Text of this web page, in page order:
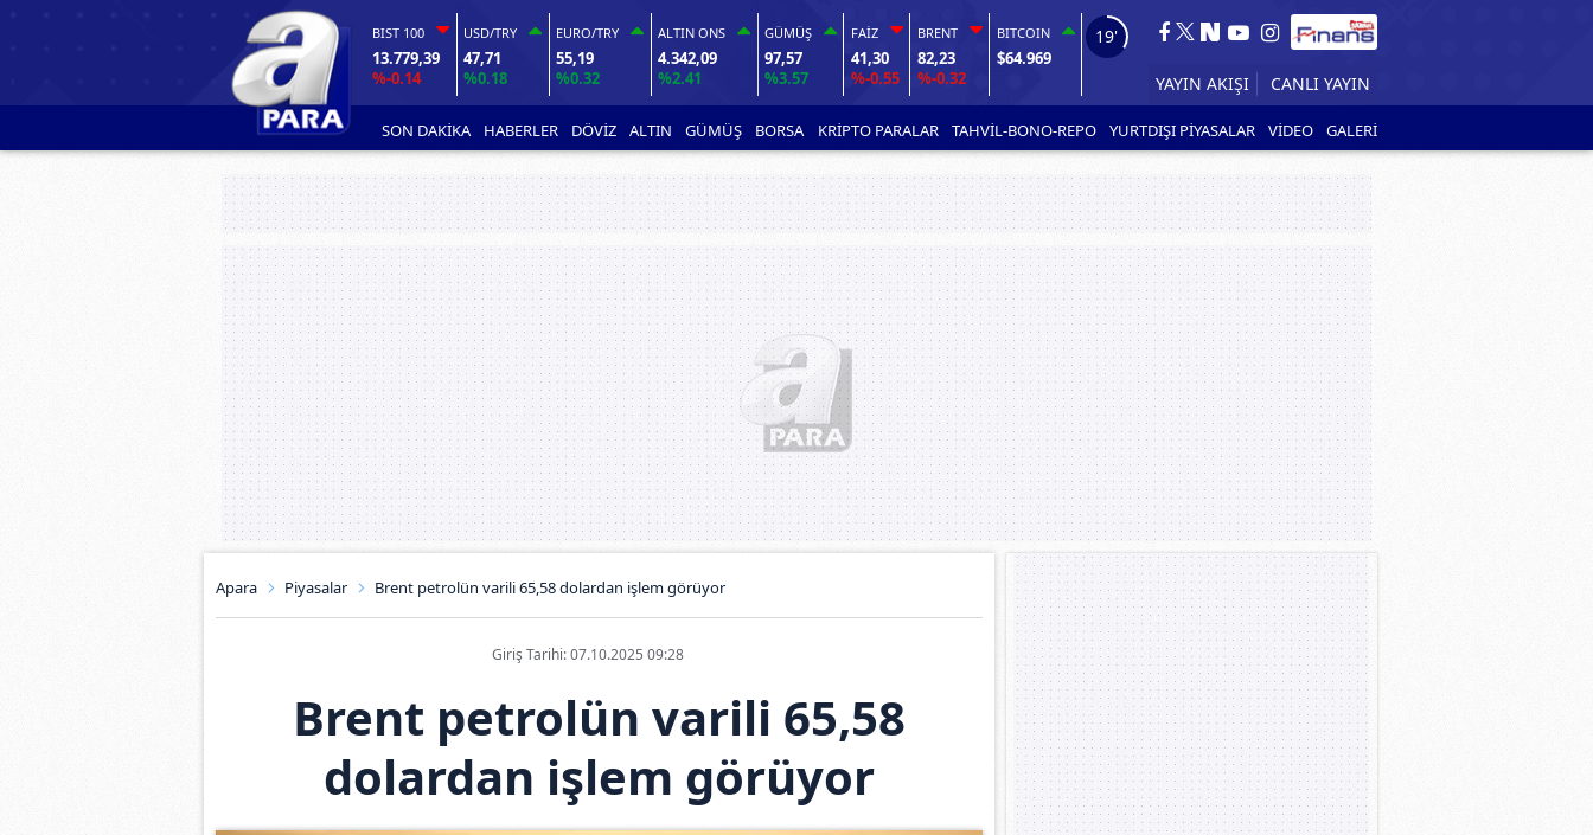
BIST 100
13.779,39
%-0.14
USD/TRY
47,71
%0.18
EURO/TRY
55,19
%0.32
ALTIN ONS
4.342,09
%2.41
GÜMÜŞ
97,57
%3.57
FAİZ
41,30
%-0.55
BRENT
82,23
%-0.32
BITCOIN
$64.969
18'
YAYIN AKIŞI CANLI YAYIN
SON DAKİKA HABERLER DÖVİZ ALTIN GÜMÜŞ BORSA KRİPTO PARALAR TAHVİL-BONO-REPO YURTDIŞI PİYASALAR VİDEO GALERİ
Apara Piyasalar Brent petrolün varili 65,58 dolardan işlem görüyor
Giriş Tarihi: 07.10.2025 09:28
Brent petrolün varili 65,58
dolardan işlem görüyor